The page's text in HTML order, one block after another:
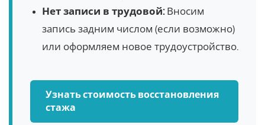
Нет записи в трудовой:Вносим
запись задним числом (если возможно)
или оформляем новое трудоустройство.
Узнать стоимость восстановления
стажа